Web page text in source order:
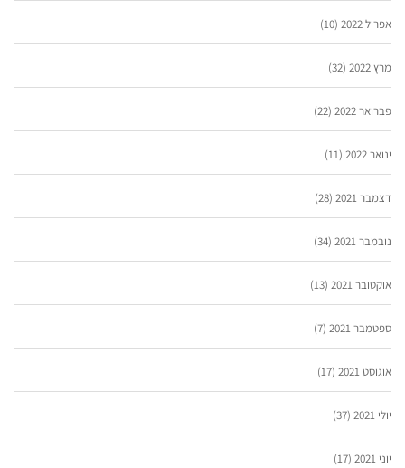
אפריל 2022 (10)
מרץ 2022 (32)
פברואר 2022 (22)
ינואר 2022 (11)
דצמבר 2021 (28)
נובמבר 2021 (34)
אוקטובר 2021 (13)
ספטמבר 2021 (7)
אוגוסט 2021 (17)
יולי 2021 (37)
יוני 2021 (17)